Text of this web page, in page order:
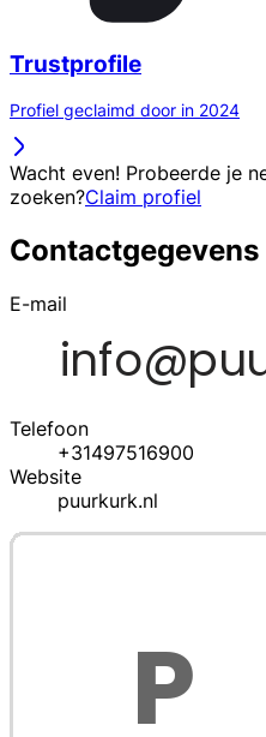
Trustprofile
Profiel geclaimd door in 2024
Wacht even! Probeerde je
zoeken?Claim profiel
Contactgegevens
E-mail
Telefoon
+31497516900
Website
puurkurk.nl